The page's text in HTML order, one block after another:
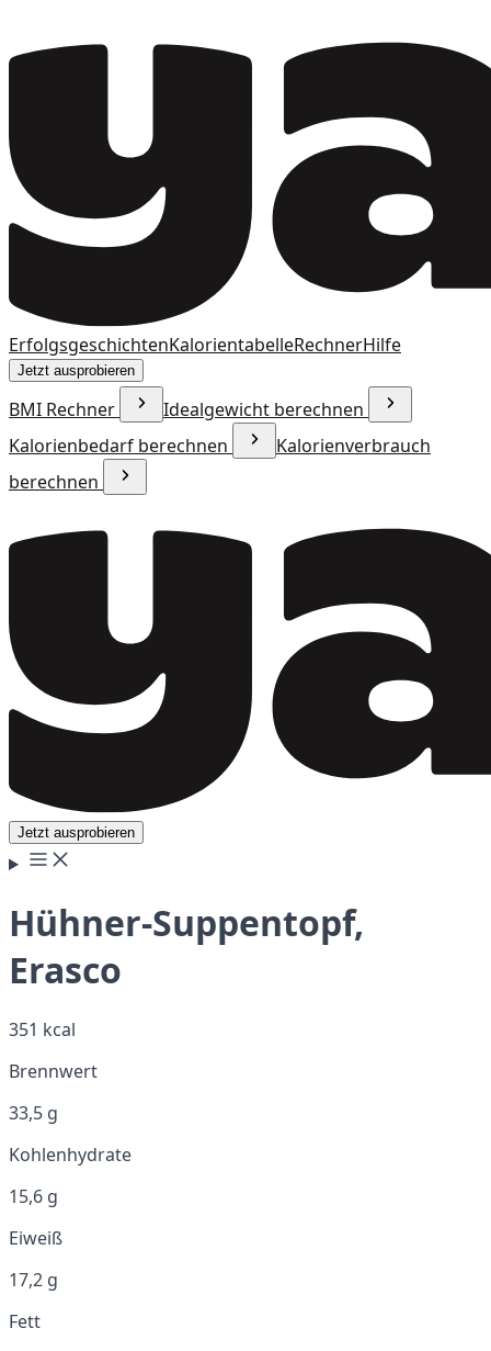
ErfolgsgeschichtenKalorientabelleRechnerHilfe
Jetzt ausprobieren
BMI Rechner
Idealgewicht berechnen
Kalorienbedarf berechnen
Kalorienverbrauch
berechnen
Jetzt ausprobieren
Hühner-Suppentopf,
Erasco
351 kcal
Brennwert
33,5 g
Kohlenhydrate
15,6 g
Eiweiß
17,2 g
Fett